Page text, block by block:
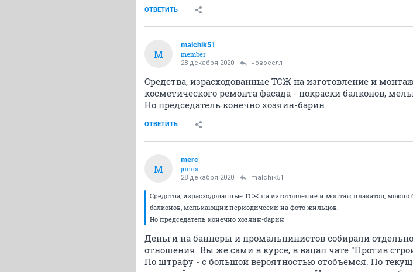
ОТВЕТИТЬ
M
malchik51
member
28 декабря 2020 новоселл
Средства, израсходованные ТСЖ на изготовление и
косметического ремонта фасада - покраски балконов,
Но председатель конечно хозяин-барин
ОТВЕТИТЬ
M
merc
junior
28 декабря 2020 malchik51
Средства, израсходованные ТСЖ на изготовление и монтаж плакатов,
балконов, мелькающих периодически на фото жильцов.
Но председатель конечно хозяин-барин
Деньги на баннеры и промальпинистов собирали
отношения. Вы же сами в курсе, в вацап чате "Против
По штрафу - с большой вероятностью отобъёмся. По